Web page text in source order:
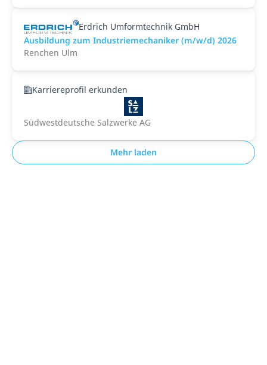
Erdrich Umformtechnik GmbH
Ausbildung zum Industriemechaniker (m/w/d) 2026
Renchen Ulm
Karriereprofil erkunden
Südwestdeutsche Salzwerke AG
Mehr laden